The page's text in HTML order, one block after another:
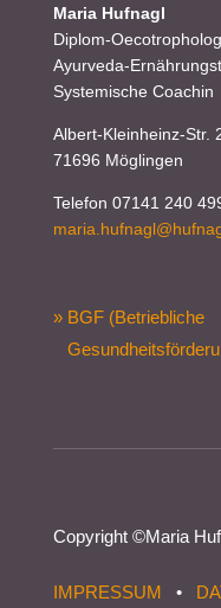
Maria Hufnagl
Diplom-
Ayurveda-
Systemische Coachin
Albert-Kleinheinz-Str.
71696 Möglingen
Telefon 07141 240
» BGF (Betriebliche
Copyright ©Maria
IMPRESSUM •